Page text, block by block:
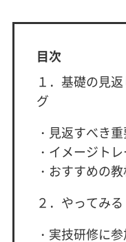
目次
１．基礎の見
グ
・見返すべき
・イメージト
・おすすめの
２．やってみる
・実技研修に